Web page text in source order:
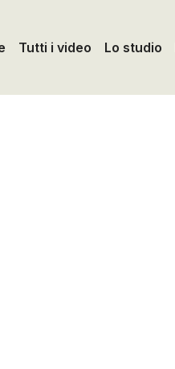
Tutti i video Lo studio